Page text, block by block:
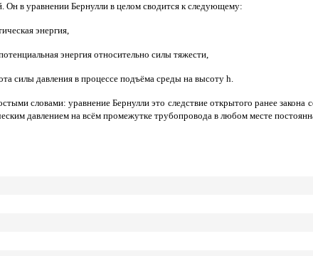
Он в уравнении Бернулли в целом сводится к следующему:
энергия,
энергия относительно силы тяжести,
силы давления в процессе подъёма среды на высоту h.
словами: уравнение Бернулли это следствие открытого ранее закона
давлением на всём промежутке трубопровода в любом месте